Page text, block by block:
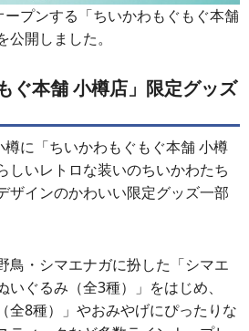
プンする「ちいかわもぐもぐ本舗
開しました。
ぐ本舗 小樽店」限定グッズ
に「ちいかわもぐもぐ本舗 小樽
しいレトロな装いのちいかわたち
ザインのかわいい限定グッズ一部
鳥・シマエナガに扮した「シマエ
ぐるみ（全3種）」をはじめ、
全8種）」やおみやげにぴったりな